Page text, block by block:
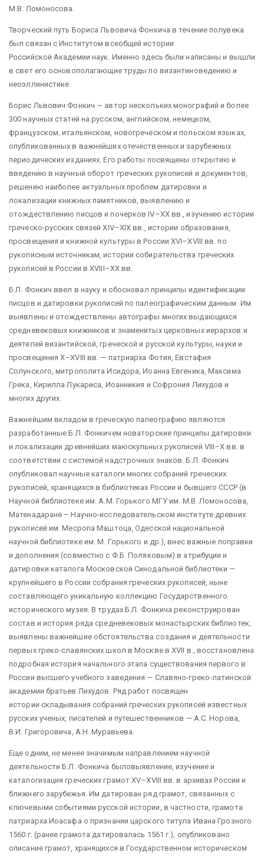
М.В. Ломоносова.
Творческий путь Бориса Львовича Фонкича в течение полувека
был связан с Институтом всеобщей истории
Российской Академии наук. Именно здесь были написаны и вышли
в свет его основополагающие труды по византиноведению и
неоэллинистике.
Борис Львович Фонкич — автор нескольких монографий и более
300 научных статей на русском, английском, немецком,
французском, итальянском, новогреческом и польском языках,
опубликованных в важнейших отечественных и зарубежных
периодических изданиях. Его работы посвящены открытию и
введению в научный оборот греческих рукописей и документов,
решению наиболее актуальных проблем датировки и
локализации книжных памятников, выявлению и
отождествлению писцов и почерков IV–XX вв., изучению истории
греческо-русских связей XIV–XIX вв., истории образования,
просвещения и книжной культуры в России XVI–XVIII вв. по
рукописным источникам, истории собирательства греческих
рукописей в России в XVIII–XX вв.
Б.Л. Фонкич ввел в науку и обосновал принципы идентификации
писцов и датировки рукописей по палеографическим данным. Им
выявлены и отождествлены автографы многих выдающихся
средневековых книжников и знаменитых церковных иерархов и
деятелей византийской, греческой и русской культуры, науки и
просвещения X–XVIII вв. — патриарха Фотия, Евстафия
Солунского, митрополита Исидора, Иоанна Евгеника, Максима
Грека, Кирилла Лукариса, Иоанникия и Софрония Лихудов и
многих других.
Важнейшим вкладом в греческую палеографию являются
разработанные Б.Л. Фонкичем новаторские принципы датировки
и локализации древнейших маюскульных рукописей VIII–X вв. в
соответствии с системой надстрочных знаков. Б.Л. Фонкич
опубликовал научные каталоги многих собраний греческих
рукописей, хранящихся в библиотеках России и бывшего СССР (в
Научной библиотеке им. А.М. Горького МГУ им. М.В. Ломоносова,
Матенадаране – Научно-исследовательском институте древних
рукописей им. Месропа Маштоца, Одесской национальной
научной библиотеке им. М. Горького и др.), внес важные поправки
и дополнения (совместно с Ф.Б. Поляковым) в атрибуции и
датировки каталога Московской Синодальной библиотеки —
крупнейшего в России собрания греческих рукописей, ныне
составляющего уникальную коллекцию Государственного
исторического музея. В трудах Б.Л. Фонкича реконструирован
состав и история ряда средневековых монастырских библиотек,
выявлены важнейшие обстоятельства создания и деятельности
первых греко-славянских школ в Москве в XVII в., восстановлена
подробная история начального этапа существования первого в
России высшего учебного заведения — Славяно-греко-латинской
академии братьев Лихудов. Ряд работ посвящен
истории складывания собраний греческих рукописей известных
русских ученых, писателей и путешественников — А.С. Норова,
В.И. Григоровича, А.Н. Муравьева.
Еще одним, не менее значимым направлением научной
деятельности Б.Л. Фонкича быловыявление, изучение и
каталогизация греческих грамот XV–XVIII вв. в архивах России и
ближнего зарубежья. Им датирован ряд грамот, связанных с
ключевыми событиями русской истории, в частности, грамота
патриарха Иоасафа о признании царского титула Ивана Грозного
1560 г. (ранее грамота датировалась 1561 г.), опубликовано
описание грамот, хранящихся в Государственном историческом